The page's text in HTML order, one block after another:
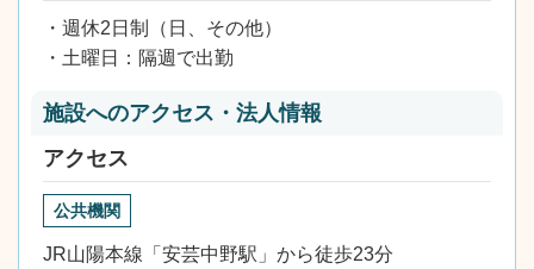
・週休2日制（日、その他）
・土曜日：隔週で出勤
施設へのアクセス・法人情報
アクセス
公共機関
JR山陽本線「安芸中野駅」から徒歩23分